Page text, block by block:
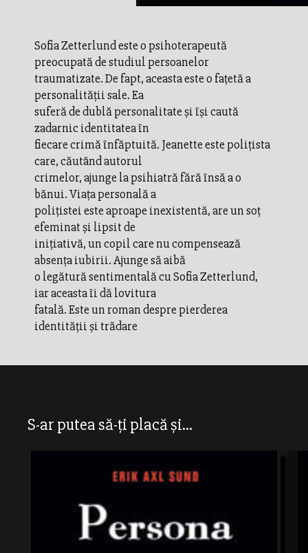
Sofia Zetterlund este o psihoterapeută
preocupată de studiul persoanelor
traumatizate. De fapt, aceasta este o faţetă a
personalităţii sale. Ea
suferă de dublă personalitate şi îşi caută
zadarnic identitatea în
fiecare crimă înfăptuită. Jeanette este poliţista
care, căutând autorul
crimelor, ajunge la psihiatră fără însă a o
bănui. Viaţa personală a
poliţistei este aproape inexistentă, are un soţ
efeminat şi lipsit de
iniţiativă, un copil care nu compensează
absenţa iubirii. Ajunge să aibă
o legătură sentimentală cu Sofia Zetterlund,
iar aceasta îi dă lovitura
fatală. Este un roman despre pierderea
identităţii şi trădare
S-ar putea să-ți placă și...